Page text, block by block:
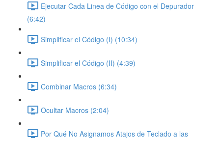
Ejecutar Cada Linea de Código con el Depurador
(6:42)
Simplificar el Código (I) (10:34)
Simplificar el Código (II) (4:39)
Combinar Macros (6:34)
Ocultar Macros (2:04)
Por Qué No Asignamos Atajos de Teclado a las